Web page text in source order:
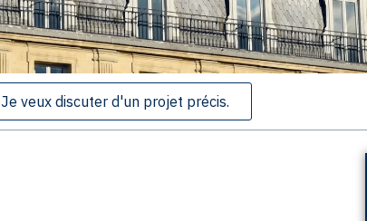
Je veux discuter d'un projet précis.